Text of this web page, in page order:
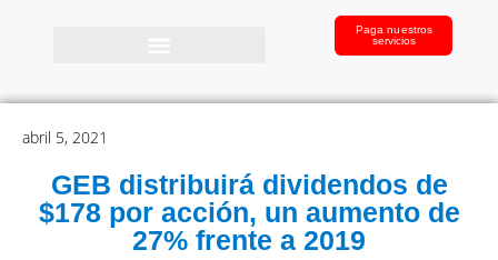
Paga nuestros
servicios
abril 5, 2021
GEB distribuirá dividendos de
$178 por acción, un aumento de
27% frente a 2019